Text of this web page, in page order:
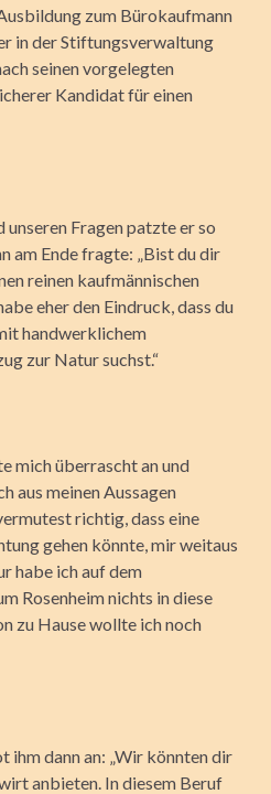
zum Bürokaufmann
in der Stiftungsverwaltung
seinen vorgelegten
Kandidat für einen
unseren Fragen patzte er so
am Ende fragte: „Bist du dir
reinen kaufmännischen
eher den Eindruck, dass du
handwerklichem
zur Natur suchst.“
mich überrascht an und
aus meinen Aussagen
richtig, dass eine
gehen könnte, mir weitaus
habe ich auf dem
Rosenheim nichts in diese
zu Hause wollte ich noch
ihm dann an: „Wir könnten dir
anbieten. In diesem Beruf